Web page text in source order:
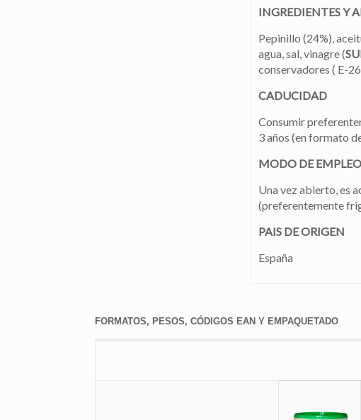
INGREDIENTES Y
Pepinillo (24%),
agua, sal, vinagre (
conservadores ( E-
CADUCIDAD
Consumir
3 años (en formato
MODO DE EMPLEO
Una vez abierto, es
(preferentemente
PAIS DE ORIGEN
España
FORMATOS, PESOS, CÓDIGOS EAN Y EMPAQUETADO